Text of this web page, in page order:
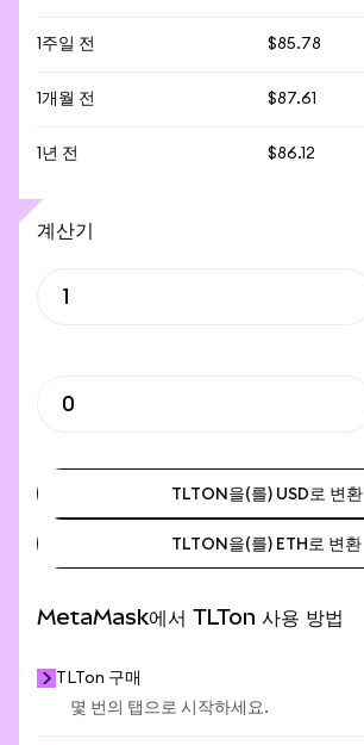
1주일 전 $85.78
1개월 전 $87.61
1년 전 $86.12
계산기
TLTON을(를) USD로 변환
TLTON을(를) USD로 변환
TLTON을(를) ETH로 변환
MetaMask에서 TLTon 사용 방법
TLTon 구매
몇 번의 탭으로 시작하세요.